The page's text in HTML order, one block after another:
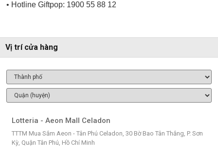
• Hotline Giftpop: 1900 55 88 12
Vị trí cửa hàng
Lotteria - Aeon Mall Celadon
TTTM Mua Sắm Aeon - Tân Phú Celadon, 30 Bờ Bao Tân Thắng, P. Sơn
Kỳ, Quận Tân Phú, Hồ Chí Minh